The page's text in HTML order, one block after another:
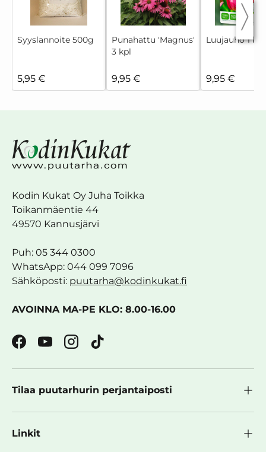
Syyslannoite 500g
5,95 €
Punahattu 'Magnus'
3 kpl
9,95 €
Luujauho 1 kg
9,95 €
Kodin Kukat Oy Juha Toikka
Toikanmäentie 44
49570 Kannusjärvi
Puh: 05 344 0300
WhatsApp: 044 099 7096
Sähköposti: puutarha@kodinkukat.fi
AVOINNA MA-PE KLO: 8.00-16.00
Facebook
YouTubeInstagram
TikTok
Tilaa puutarhurin perjantaiposti
Linkit